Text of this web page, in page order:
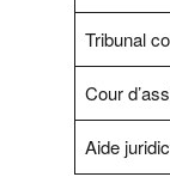
Tribunal
Cour
Aide